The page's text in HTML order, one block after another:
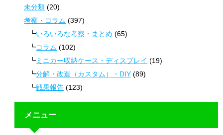
未分類 (20)
考察・コラム (397)
いろいろな考察・まとめ (65)
コラム (102)
ミニカー収納ケース・ディスプレイ (19)
分解・改造（カスタム）・DIY (89)
戦果報告 (123)
メニュー